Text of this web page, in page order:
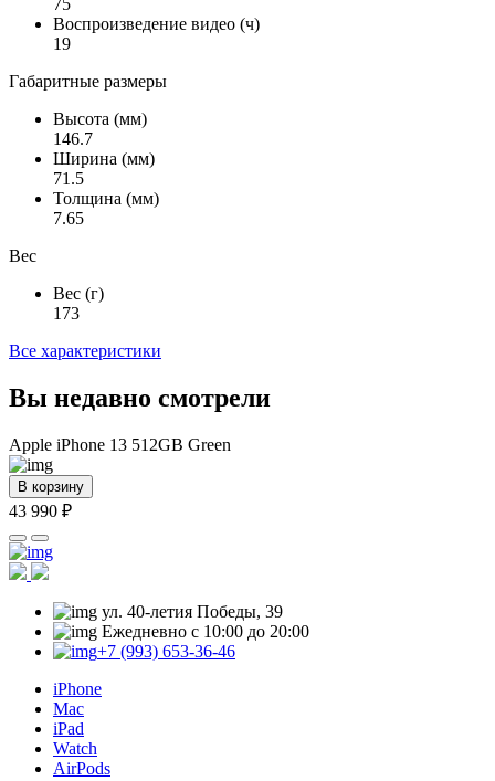
75
Воспроизведение видео (ч)
19
Габаритные размеры
Высота (мм)
146.7
Ширина (мм)
71.5
Толщина (мм)
7.65
Вес
Вес (г)
173
Все характеристики
Вы недавно смотрели
Apple iPhone 13 512GB Green
В корзину
43 990 ₽
ул. 40-летия Победы, 39
Ежедневно с 10:00 до 20:00
+7 (993) 653-36-46
iPhone
Mac
iPad
Watch
AirPods